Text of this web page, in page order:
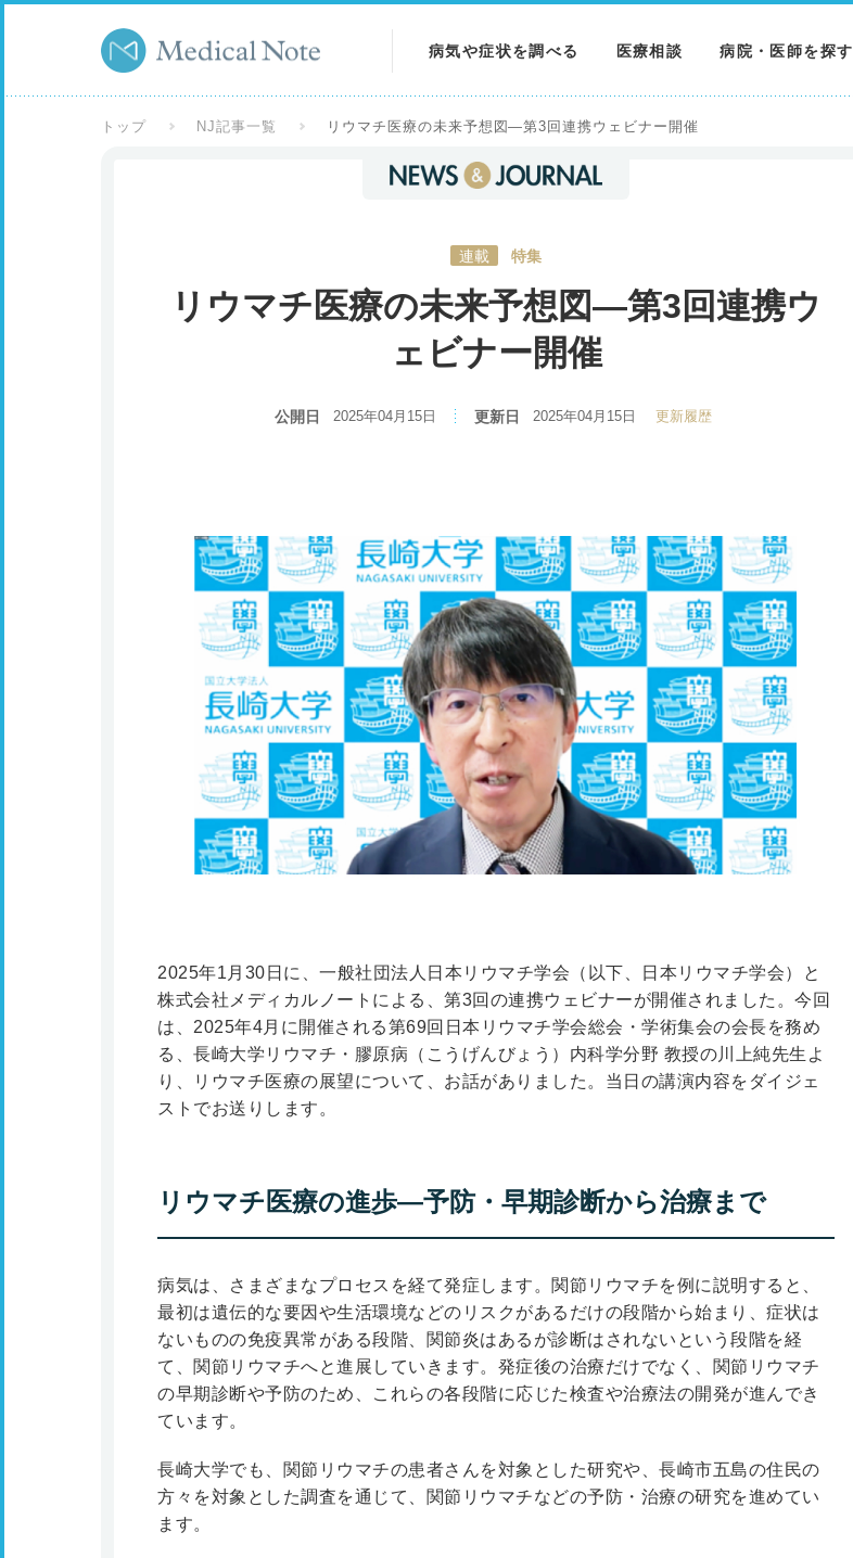
病気や症状を調べる
症状を調べる
医療相談 病院・医師を探す
トップ NJ記事一覧 リウマチ医療の未来予想図―第3回連携ウェビナー開催
連載 特集
リウマチ医療の未来予想図―第3回連携ウ
ェビナー開催
公開日 2025年04月15日 更新日 2025年04月15日 更新履歴
2025年1月30日に、一般社団法人日本リウマチ学会（以下、日本リウマチ学会）と
株式会社メディカルノートによる、第3回の連携ウェビナーが開催されました。今回
は、2025年4月に開催される第69回日本リウマチ学会総会・学術集会の会長を務め
る、長崎大学リウマチ・膠原病（こうげんびょう）内科学分野 教授の川上純先生よ
り、リウマチ医療の展望について、お話がありました。当日の講演内容をダイジェ
ストでお送りします。
リウマチ医療の進歩―予防・早期診断から治療まで
病気は、さまざまなプロセスを経て発症します。関節リウマチを例に説明すると、
最初は遺伝的な要因や生活環境などのリスクがあるだけの段階から始まり、症状は
ないものの免疫異常がある段階、関節炎はあるが診断はされないという段階を経
て、関節リウマチへと進展していきます。発症後の治療だけでなく、関節リウマチ
の早期診断や予防のため、これらの各段階に応じた検査や治療法の開発が進んでき
ています。
長崎大学でも、関節リウマチの患者さんを対象とした研究や、長崎市五島の住民の
方々を対象とした調査を通じて、関節リウマチなどの予防・治療の研究を進めてい
ます。